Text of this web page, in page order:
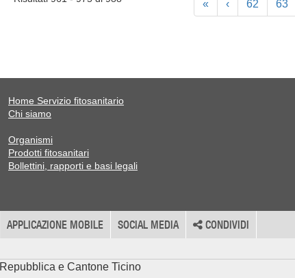
« ‹ 62 63
Home Servizio fitosanitario
Chi siamo
Organismi
Prodotti fitosanitari
Bollettini, rapporti e basi legali
APPLICAZIONE MOBILE SOCIAL MEDIA CONDIVIDI
Repubblica e Cantone Ticino